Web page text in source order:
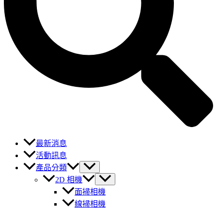
最新消息
活動訊息
產品分類
2D 相機
面掃相機
線掃相機